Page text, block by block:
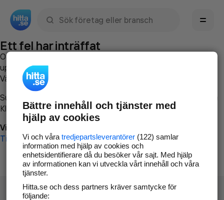
Ett fel har inträffat
Om du vill kan du
uppstod så att vi lättare och snabbare kan avhjälpa det.
Vänligen försök med följande:
Surfa till
Klicka påTillbaka-knappen i webbläsaren och försök igen
Vi beklagar besväret!
Till startsidan
Bättre innehåll och tjänster med
hjälp av cookies
Vi och våra tredjepartsleverantörer(122) samlar
information med hjälp av cookies och
enhetsidentifierare då du besöker vår sajt. Med hjälp
av informationen kan vi utveckla vårt innehåll och våra
tjänster.
Hitta.se och dess partners kräver samtycke för
följande: